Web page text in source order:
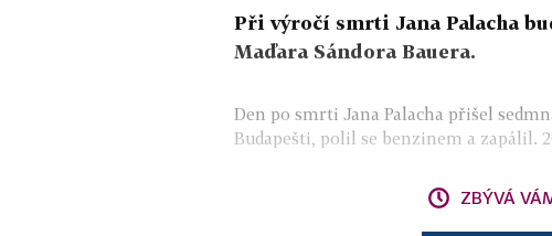
Při výročí smrti Jana Palacha
Maďara Sándora Bauera.
Den po smrti Jana Palacha přišel
Budapešti, polil se benzinem a zapálil.
ZBÝVÁ